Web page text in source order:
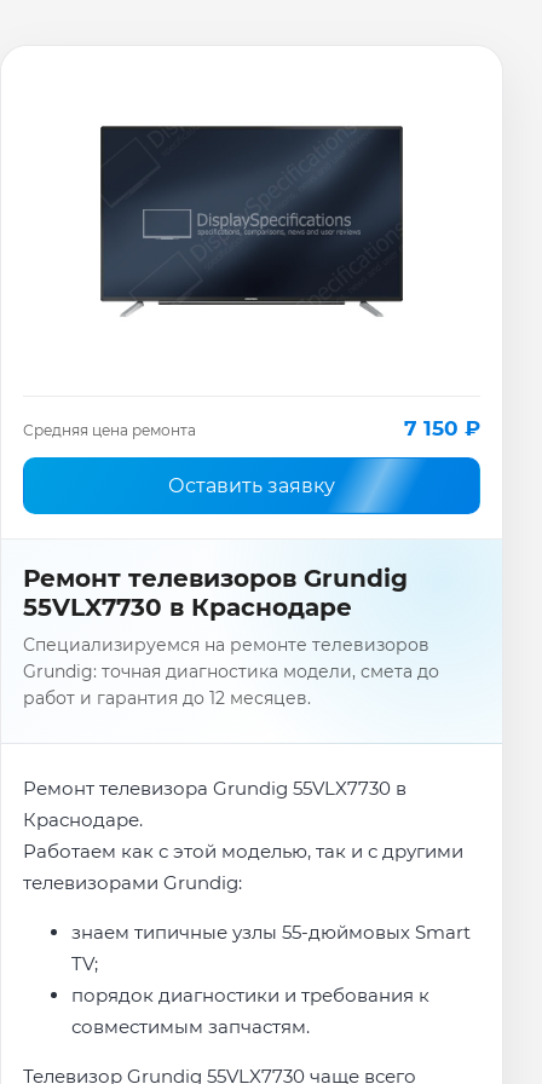
Средняя цена ремонта 7 150 ₽
Оставить заявку
Ремонт телевизоров Grundig
55VLX7730 в Краснодаре
Специализируемся на ремонте телевизоров
Grundig: точная диагностика модели, смета до
работ и гарантия до 12 месяцев.
Ремонт телевизора Grundig 55VLX7730 в
Краснодаре.
Работаем как с этой моделью, так и с другими
телевизорами Grundig:
знаем типичные узлы 55-дюймовых Smart
TV;
порядок диагностики и требования к
совместимым запчастям.
Телевизор Grundig 55VLX7730 чаще всего